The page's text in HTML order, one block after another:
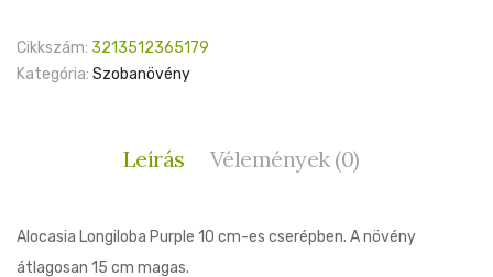
Cikkszám: 3213512365179
Kategória: Szobanövény
Leírás Vélemények (0)
Alocasia Longiloba Purple 10 cm-es cserépben. A növény
átlagosan 15 cm magas.